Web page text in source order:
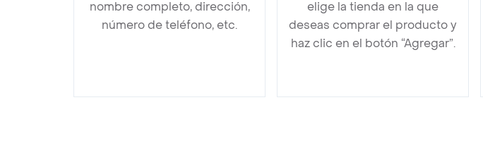
nombre completo, dirección,
número de teléfono, etc.
elige la tienda en la que
deseas comprar el producto y
haz clic en el botón “Agregar”.